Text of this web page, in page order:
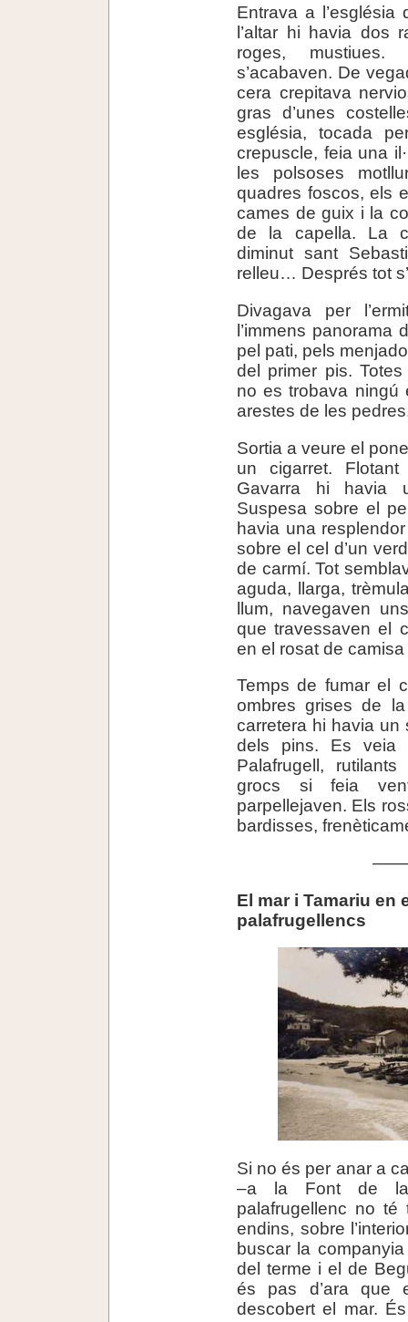
Entrava a l’església
l’altar hi havia dos
roges,
s’acabaven. De
cera crepitava
gras d’unes
església, tocada
crepuscle, feia una
les polsoses
quadres foscos, els
cames de guix i la
de la capella. La
diminut sant
relleu… Després tot
Divagava per
l’immens panorama
pel pati, pels
del primer pis.
no es trobava ningú
arestes de les
Sortia a veure el
un cigarret.
Gavarra hi havia
Suspesa sobre el
havia una
sobre el cel d’un
de carmí. Tot
aguda, llarga,
llum, navegaven
que travessaven el
en el rosat de
Temps de fumar el
ombres grises de
carretera hi havia un
dels pins. Es veia
Palafrugell,
grocs si feia
parpellejaven. Els
bardisses,
El mar i Tamariu en
palafrugellencs
Si no és per anar a
–a la Font de la
palafrugellenc no té
endins, sobre
buscar la
del terme i el de
és pas d’ara que
descobert el mar.